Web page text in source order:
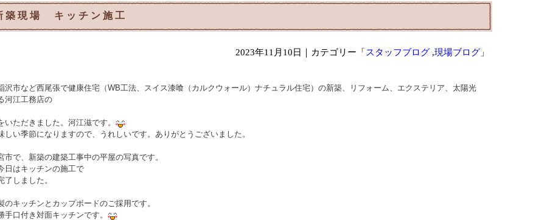
現場 キッチン施工
2023年11月10日 ｜カテゴリー「 スタッフブログ ,現場ブログ 」
沢市など西尾張で健康住宅（WB工法、スイス漆喰（カルクウォール）ナチュラル住宅）の新築、リフォーム、エクステリア、太陽光
河江工務店の
いただきました。河江滋です。
しい季節になりますので、うれしいです。ありがとうございました。
市で、新築の建築工事中の平屋の写真です。
日はキッチンの施工で
了しました。
のキッチンとカップボードのご採用です。
手口付き対面キッチンです。